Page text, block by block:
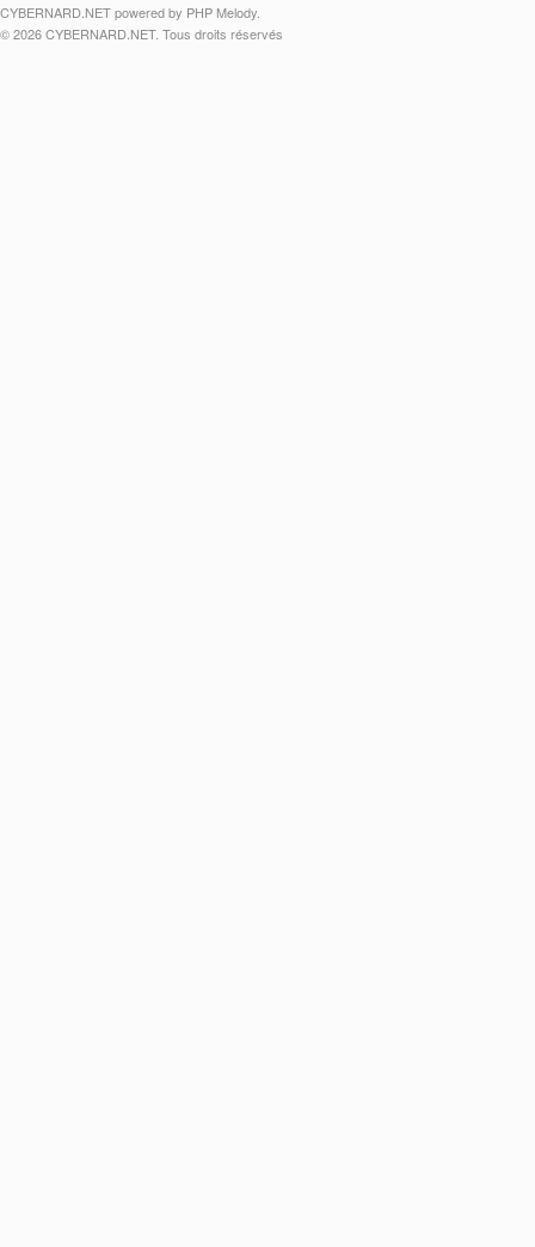
CYBERNARD.NET powered by PHP Melody.
© 2026 CYBERNARD.NET. Tous droits réservés